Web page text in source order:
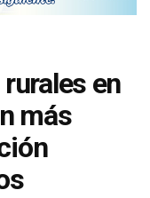
en
más